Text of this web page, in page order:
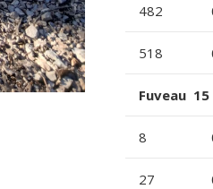
482
518
Fuveau
8
27